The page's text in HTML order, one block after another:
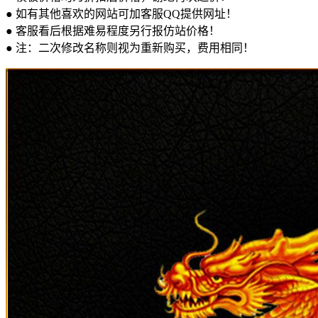
● 如有其他喜欢的网站可加客服QQ提供网址！
● 客服看后根据难易程度另行报仿站价格！
● 注：二次修改名称则视为重新购买，费用相同！